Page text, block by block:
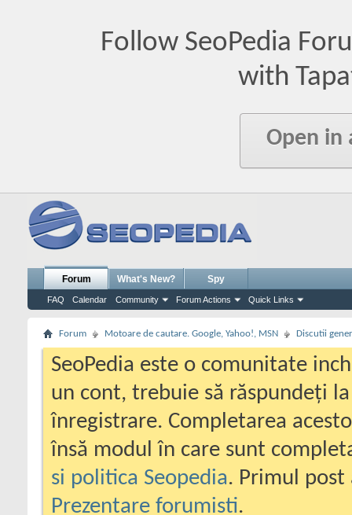
Follow SeoPedia
with
Open in
Forum
FAQ Calendar Community Forum Actions Quick Links
What's New? Spy
Forum Motoare de cautare. Google, Yahoo!, MSN Discutii
SeoPedia este o comunitate
un cont, trebuie să răspundeți
înregistrare. Completarea
însă modul în care sunt
si politica Seopedia. Primul
Prezentare forumisti.